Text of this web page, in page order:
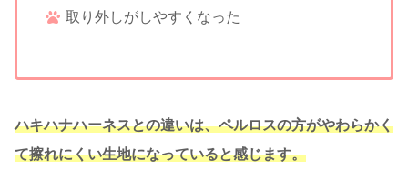
取り外しがしやすくなった
ハキハナハーネスとの違いは、ペルロスの方がやわらかく
て擦れにくい生地になっていると感じます。